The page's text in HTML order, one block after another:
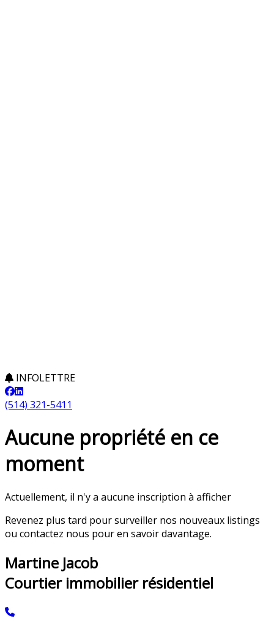
INFOLETTRE
(514) 321-5411
Aucune propriété en ce
moment
Actuellement, il n'y a aucune inscription à afficher
Revenez plus tard pour surveiller nos nouveaux listings
ou contactez nous pour en savoir davantage.
Martine Jacob
Courtier immobilier résidentiel